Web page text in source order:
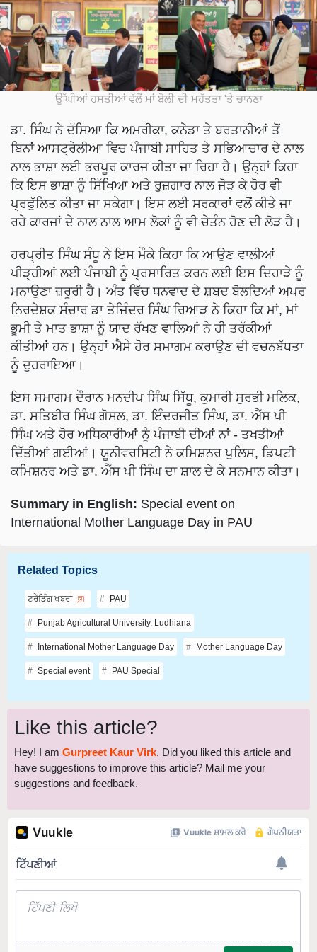
ਉੱਘੀਆਂ ਹਸਤੀਆਂ ਵੱਲੋਂ ਮਾਂ ਬੋਲੀ ਦੀ ਮਹੱਤਤਾ 'ਤੇ ਚਾਨਣਾ
ਡਾ. ਸਿੰਘ ਨੇ ਦੱਸਿਆ ਕਿ ਅਮਰੀਕਾ, ਕਨੇਡਾ ਤੇ ਬਰਤਾਨੀਆਂ ਤੋਂ
ਬਿਨਾਂ ਆਸਟ੍ਰੇਲੀਆ ਵਿਚ ਪੰਜਾਬੀ ਸਾਹਿਤ ਤੇ ਸਭਿਆਚਾਰ ਦੇ ਨਾਲ
ਨਾਲ ਭਾਸ਼ਾ ਲਈ ਭਰਪੂਰ ਕਾਰਜ ਕੀਤਾ ਜਾ ਰਿਹਾ ਹੈ। ਉਨ੍ਹਾਂ ਕਿਹਾ
ਕਿ ਇਸ ਭਾਸ਼ਾ ਨੂੰ ਸਿੱਖਿਆ ਅਤੇ ਰੁਜ਼ਗਾਰ ਨਾਲ ਜੋੜ ਕੇ ਹੋਰ ਵੀ
ਪ੍ਰਫੁੱਲਿਤ ਕੀਤਾ ਜਾ ਸਕੇਗਾ। ਇਸ ਲਈ ਸਰਕਾਰਾਂ ਵਲੋਂ ਕੀਤੇ ਜਾ
ਰਹੇ ਕਾਰਜਾਂ ਦੇ ਨਾਲ ਨਾਲ ਆਮ ਲੋਕਾਂ ਨੂੰ ਵੀ ਚੇਤੰਨ ਹੋਣ ਦੀ ਲੋੜ ਹੈ।
ਹਰਪ੍ਰੀਤ ਸਿੰਘ ਸੰਧੂ ਨੇ ਇਸ ਮੌਕੇ ਕਿਹਾ ਕਿ ਆਉਣ ਵਾਲੀਆਂ
ਪੀੜ੍ਹੀਆਂ ਲਈ ਪੰਜਾਬੀ ਨੂੰ ਪ੍ਰਸਾਰਿਤ ਕਰਨ ਲਈ ਇਸ ਦਿਹਾੜੇ ਨੂੰ
ਮਨਾਉਣਾ ਜ਼ਰੂਰੀ ਹੈ। ਅੰਤ ਵਿੱਚ ਧਨਵਾਦ ਦੇ ਸ਼ਬਦ ਬੋਲਦਿਆਂ ਅਪਰ
ਨਿਰਦੇਸ਼ਕ ਸੰਚਾਰ ਡਾ ਤੇਜਿੰਦਰ ਸਿੰਘ ਰਿਆੜ ਨੇ ਕਿਹਾ ਕਿ ਮਾਂ, ਮਾਂ
ਭੂਮੀ ਤੇ ਮਾਤ ਭਾਸ਼ਾ ਨੂੰ ਯਾਦ ਰੱਖਣ ਵਾਲਿਆਂ ਨੇ ਹੀ ਤਰੱਕੀਆਂ
ਕੀਤੀਆਂ ਹਨ। ਉਨ੍ਹਾਂ ਐਸੇ ਹੋਰ ਸਮਾਗਮ ਕਰਾਉਣ ਦੀ ਵਚਨਬੱਧਤਾ
ਨੂੰ ਦੁਹਰਾਇਆ।
ਇਸ ਸਮਾਗਮ ਦੌਰਾਨ ਮਨਦੀਪ ਸਿੰਘ ਸਿੱਧੂ, ਕੁਮਾਰੀ ਸੁਰਭੀ ਮਲਿਕ,
ਡਾ. ਸਤਿਬੀਰ ਸਿੰਘ ਗੋਸਲ, ਡਾ. ਇੰਦਰਜੀਤ ਸਿੰਘ, ਡਾ. ਐੱਸ ਪੀ
ਸਿੰਘ ਅਤੇ ਹੋਰ ਅਧਿਕਾਰੀਆਂ ਨੂੰ ਪੰਜਾਬੀ ਦੀਆਂ ਨਾਂ - ਤਖਤੀਆਂ
ਦਿੱਤੀਆਂ ਗਈਆਂ। ਯੂਨੀਵਰਸਿਟੀ ਨੇ ਕਮਿਸ਼ਨਰ ਪੁਲਿਸ, ਡਿਪਟੀ
ਕਮਿਸ਼ਨਰ ਅਤੇ ਡਾ. ਐੱਸ ਪੀ ਸਿੰਘ ਦਾ ਸ਼ਾਲ ਦੇ ਕੇ ਸਨਮਾਨ ਕੀਤਾ।
Summary in English: Special event on
International Mother Language Day in PAU
Related Topics
ਟਰੈਂਡਿੰਗ ਖਬਰਾਂ PAU
Punjab Agricultural University, Ludhiana
International Mother Language Day Mother Language Day
Special event PAU Special
Like this article?
Hey! I am Gurpreet Kaur Virk. Did you liked this article and
have suggestions to improve this article? Mail me your
suggestions and feedback.